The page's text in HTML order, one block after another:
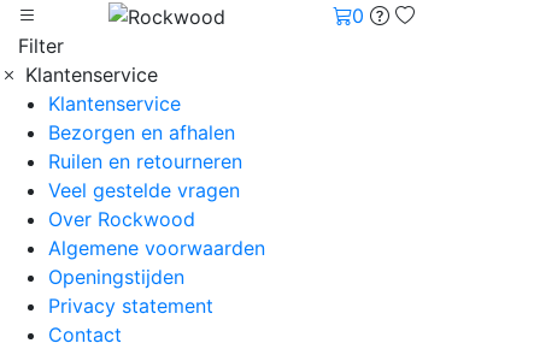
0
Filter
Klantenservice
Klantenservice
Bezorgen en afhalen
Ruilen en retourneren
Veel gestelde vragen
Over Rockwood
Algemene voorwaarden
Openingstijden
Privacy statement
Contact